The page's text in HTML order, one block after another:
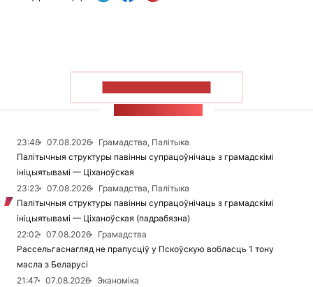
23:48 07.08.2026
Грамадства, Палітыка
Палітычныя структуры павінны супрацоўнічаць з грамадскімі
ініцыятывамі — Ціханоўская
23:23
07.08.2026
Грамадства, Палітыка
Палітычныя структуры павінны супрацоўнічаць з грамадскімі
ініцыятывамі — Ціханоўская (падрабязна)
22:02
07.08.2026
Грамадства
Рассельгаснагляд не прапусціў у Пскоўскую вобласць 1 тону
масла з Беларусі
21:47
07.08.2026
Эканоміка